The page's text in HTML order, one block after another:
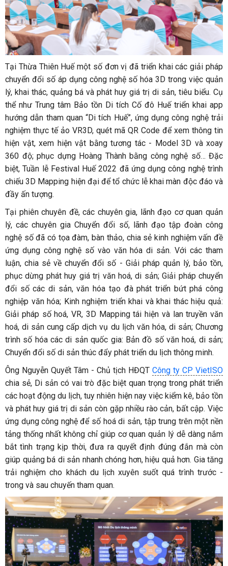
Tại Thừa Thiên Huế một số đơn vị đã triển khai các giải pháp
chuyển đổi số áp dụng công nghệ số hóa 3D trong việc quản
lý, khai thác, quảng bá và phát huy giá trị di sản, tiêu biểu. Cụ
thể như Trung tâm Bảo tồn Di tích Cố đô Huế triển khai app
hướng dẫn tham quan “Di tích Huế”, ứng dụng công nghệ trải
nghiệm thực tế ảo VR3D, quét mã QR Code để xem thông tin
hiện vật, xem hiện vật bằng tương tác - Model 3D và xoay
360 độ; phục dựng Hoàng Thành bằng công nghệ số… Đặc
biệt, Tuần lễ Festival Huế 2022 đã ứng dụng công nghệ trình
chiếu 3D Mapping hiện đại để tổ chức lễ khai màn độc đáo và
đầy ấn tượng.
Tại phiên chuyên đề, các chuyên gia, lãnh đạo cơ quan quản
lý, các chuyên gia Chuyển đổi số, lãnh đạo tập đoàn công
nghệ số đã có tọa đàm, bàn thảo, chia sẻ kinh nghiệm vấn đề
ứng dụng công nghệ số vào văn hóa di sản. Với các tham
luận, chia sẻ về chuyển đổi số - Giải pháp quản lý, bảo tồn,
phục dừng phát huy giá trị văn hoá, di sản; Giải pháp chuyển
đổi số các di sản, văn hóa tạo đà phát triển bứt phá công
nghiệp văn hóa; Kinh nghiệm triển khai và khai thác hiệu quả:
Giải pháp số hoá, VR, 3D Mapping tái hiện và lan truyền văn
hoá, di sản cung cấp dịch vụ du lịch văn hóa, di sản; Chương
trình số hóa các di sản quốc gia: Bản đồ số văn hoá, di sản;
Chuyển đổi số di sản thúc đẩy phát triển du lịch thông minh.
Ông Nguyễn Quyết Tâm - Chủ tịch HĐQT Công ty CP VietISO
chia sẻ, Di sản có vai trò đặc biệt quan trọng trong phát triển
các hoạt động du lịch, tuy nhiên hiện nay việc kiểm kê, bảo tồn
và phát huy giá trị di sản còn gặp nhiều rào cản, bất cập. Việc
ứng dụng công nghệ để số hoá di sản, tập trung trên một nền
tảng thống nhất không chỉ giúp cơ quan quản lý dễ dàng nắm
bắt tình trạng kịp thời, đưa ra quyết định đúng đắn mà còn
giúp quảng bá di sản nhanh chóng hơn, hiệu quả hơn. Gia tăng
trải nghiệm cho khách du lịch xuyên suốt quá trình trước -
trong và sau chuyến tham quan.